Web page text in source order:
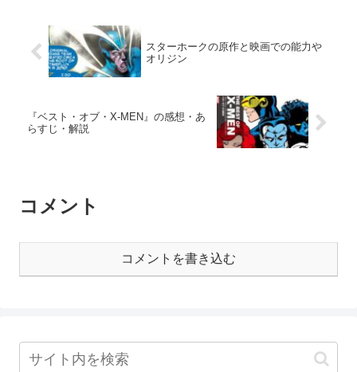
スターホークの原作と映画での能力や
オリジン
『ベスト・オブ・X-MEN』の感想・あ
らすじ・解説
コメント
コメントを書き込む